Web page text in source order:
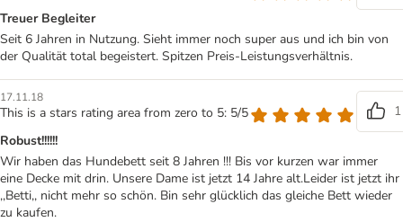
Treuer Begleiter
Seit 6 Jahren in Nutzung. Sieht immer noch super aus und ich bin von
der Qualität total begeistert. Spitzen Preis-Leistungsverhältnis.
17.11.18
This is a stars rating area from zero to 5: 5/5
1
Robust!!!!!!
Wir haben das Hundebett seit 8 Jahren !!! Bis vor kurzen war immer
eine Decke mit drin. Unsere Dame ist jetzt 14 Jahre alt.Leider ist jetzt ihr
,,Betti,, nicht mehr so schön. Bin sehr glücklich das gleiche Bett wieder
zu kaufen.